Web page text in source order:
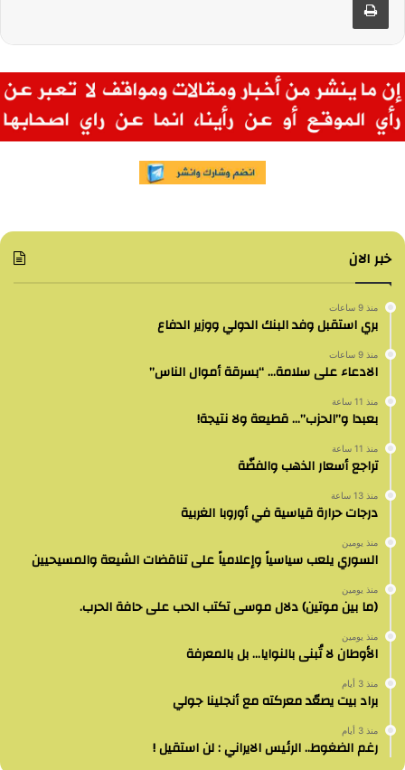
خبر الان
منذ 9 ساعات
بري استقبل وفد البنك الدولي ووزير الدفاع
منذ 9 ساعات
الادعاء على سلامة… “بسرقة أموال الناس”
منذ 11 ساعة
بعبدا و”الحزب”… قطيعة ولا نتيجة!
منذ 11 ساعة
تراجع أسعار الذهب والفضّة
منذ 13 ساعة
درجات حرارة قياسية في أوروبا الغربية
منذ يومين
السوري يلعب سياسياً وإعلامياً على تناقضات الشيعة والمسيحيين
منذ يومين
(ما بين موتين) دلال موسى تكتب الحب على حافة الحرب.
منذ يومين
الأوطان لا تُبنى بالنوايا… بل بالمعرفة
منذ 3 أيام
براد بيت يصعّد معركته مع أنجلينا جولي
منذ 3 أيام
رغم الضغوط.. الرئيس الايراني : لن استقيل !